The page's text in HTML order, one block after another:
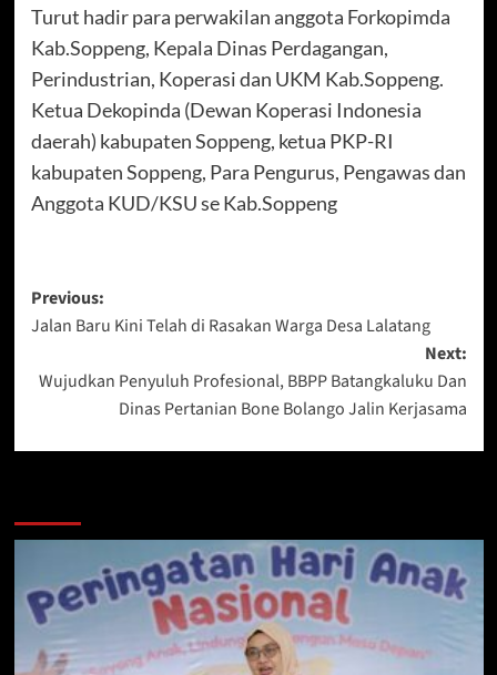
Turut hadir para perwakilan anggota Forkopimda
Kab.Soppeng, Kepala Dinas Perdagangan,
Perindustrian, Koperasi dan UKM Kab.Soppeng.
Ketua Dekopinda (Dewan Koperasi Indonesia
daerah) kabupaten Soppeng, ketua PKP-RI
kabupaten Soppeng, Para Pengurus, Pengawas dan
Anggota KUD/KSU se Kab.Soppeng
Post
navigation
Previous:
Jalan Baru Kini Telah di Rasakan Warga Desa Lalatang
Next:
Wujudkan Penyuluh Profesional, BBPP Batangkaluku Dan
Dinas Pertanian Bone Bolango Jalin Kerjasama